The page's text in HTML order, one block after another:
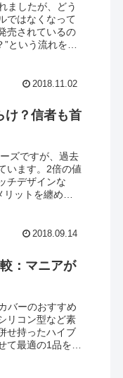
ましたが、どう
ではなくなって
売されているの
という流れを纏
2018.11.02
け？信者も首
ズですが、過去
います。2倍の値
チデザインな
リットを纏めて
2018.09.14
：マニアが
バーのおすすめ
リコン型など素
せ持ったハイブ
て最適の1品を選